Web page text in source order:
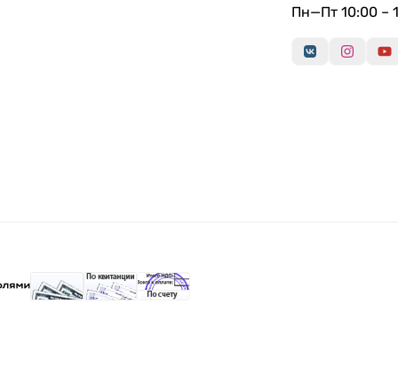
Пн—Пт 10:00 –